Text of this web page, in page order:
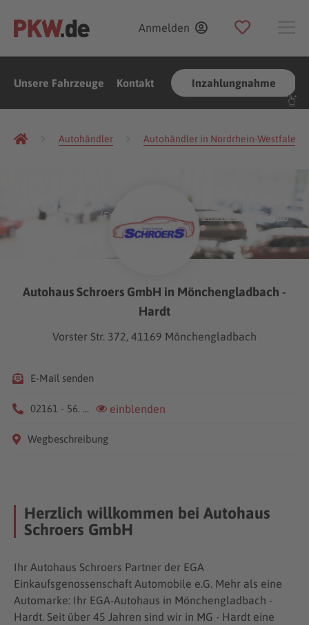
Anmelden
Unsere Fahrzeuge Kontakt Inzahlungnahme
Autohändler Autohändler in Nordrhein-Westfalen
(Foto: Gargantiopa /Shutterstock.com )
Autohaus Schroers GmbH in Mönchengladbach -
Hardt
Vorster Str. 372, 41169 Mönchengladbach
E-Mail senden
02161 - 56. ... einblenden
Wegbeschreibung
Herzlich willkommen bei Autohaus
Schroers GmbH
Ihr Autohaus Schroers Partner der EGA
Einkaufsgenossenschaft Automobile e.G. Mehr als eine
Automarke: Ihr EGA-Autohaus in Mönchengladbach -
Hardt. Seit über 45 Jahren sind wir in MG - Hardt eine